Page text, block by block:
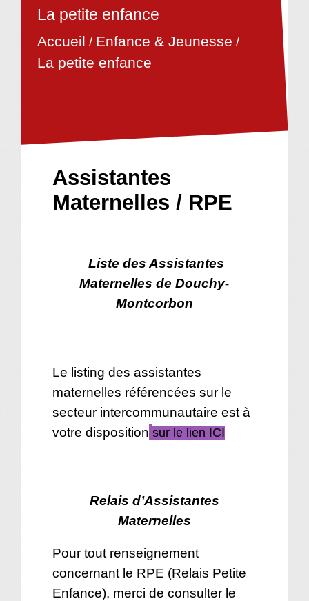
La petite enfance
Accueil / Enfance & Jeunesse /
La petite enfance
Assistantes
Maternelles / RPE
Liste des Assistantes
Maternelles de Douchy-
Montcorbon
Le listing des assistantes
maternelles référencées sur le
secteur intercommunautaire est à
votre disposition sur le lien ICI
Relais d’Assistantes
Maternelles
Pour tout renseignement
concernant le RPE (Relais Petite
Enfance), merci de consulter le